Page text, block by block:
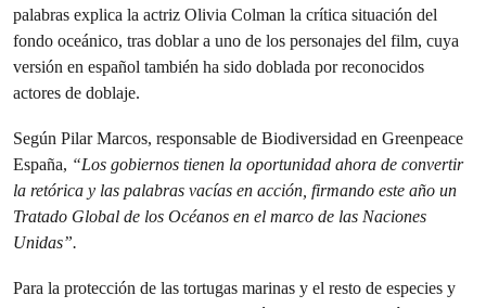
palabras explica la actriz Olivia Colman la crítica situación del
fondo oceánico, tras doblar a uno de los personajes del film, cuya
versión en español también ha sido doblada por reconocidos
actores de doblaje.
Según Pilar Marcos, responsable de Biodiversidad en Greenpeace
España, “Los gobiernos tienen la oportunidad ahora de convertir
la retórica y las palabras vacías en acción, firmando este año un
Tratado Global de los Océanos en el marco de las Naciones
Unidas”.
Para la protección de las tortugas marinas y el resto de especies y